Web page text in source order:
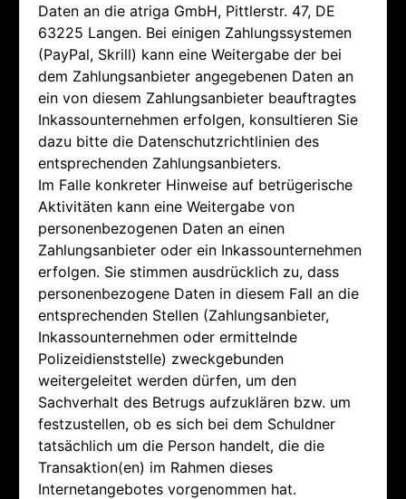
Daten an die atriga GmbH, Pittlerstr. 47, DE
63225 Langen. Bei einigen Zahlungssystemen
(PayPal, Skrill) kann eine Weitergabe der bei
dem Zahlungsanbieter angegebenen Daten an
ein von diesem Zahlungsanbieter beauftragtes
Inkassounternehmen erfolgen, konsultieren Sie
dazu bitte die Datenschutzrichtlinien des
entsprechenden Zahlungsanbieters.
Im Falle konkreter Hinweise auf betrügerische
Aktivitäten kann eine Weitergabe von
personenbezogenen Daten an einen
Zahlungsanbieter oder ein Inkassounternehmen
erfolgen. Sie stimmen ausdrücklich zu, dass
personenbezogene Daten in diesem Fall an die
entsprechenden Stellen (Zahlungsanbieter,
Inkassounternehmen oder ermittelnde
Polizeidienststelle) zweckgebunden
weitergeleitet werden dürfen, um den
Sachverhalt des Betrugs aufzuklären bzw. um
festzustellen, ob es sich bei dem Schuldner
tatsächlich um die Person handelt, die die
Transaktion(en) im Rahmen dieses
Internetangebotes vorgenommen hat.